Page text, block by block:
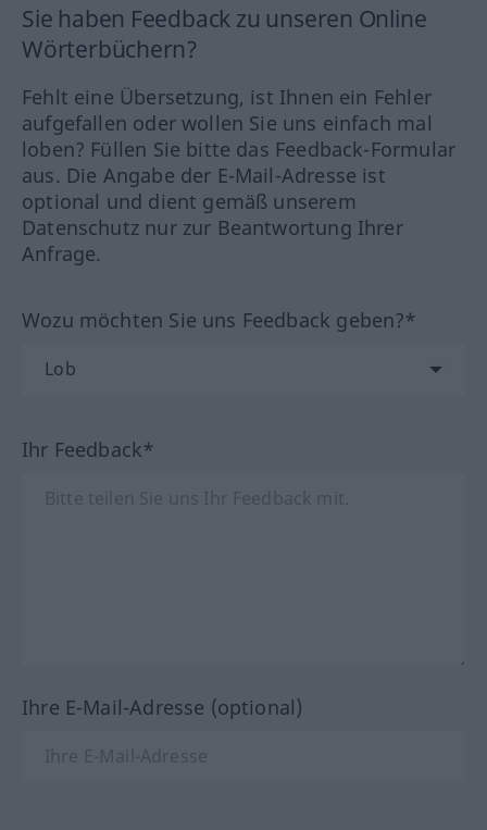
Sie haben Feedback zu unseren Online
Wörterbüchern?
Fehlt eine Übersetzung, ist Ihnen ein Fehler
aufgefallen oder wollen Sie uns einfach mal
loben? Füllen Sie bitte das Feedback-Formular
aus. Die Angabe der E-Mail-Adresse ist
optional und dient gemäß unserem
Datenschutz nur zur Beantwortung Ihrer
Anfrage.
Wozu möchten Sie uns Feedback geben?*
Ihr Feedback*
Ihre E-Mail-Adresse (optional)